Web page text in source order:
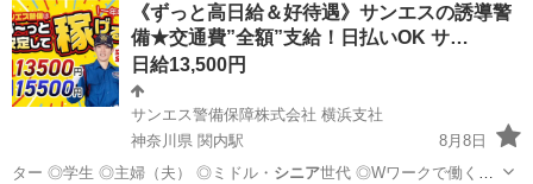
《ずっと高日給＆好待遇》サンエスの誘導警
備★交通費”全額”支給！日払いOK サ…
日給13,500円
サンエス警備保障株式会社 横浜支社
神奈川県 関内駅
8月8日
ター ◎学生 ◎主婦（夫） ◎ミドル・ シニア世代 ◎Wワークで働く方